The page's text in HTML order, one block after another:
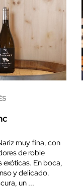
muy fina, con
de roble
En boca,
y delicado.
un ...